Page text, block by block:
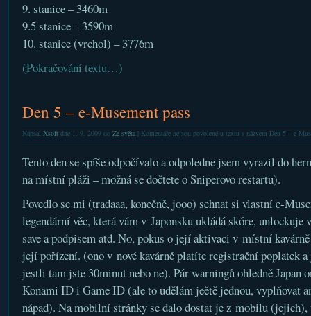
9. stanice – 3460m
9.5 stanice – 3590m
10. stanice (vrchol) – 3776m
(Pokračování textu…)
Den 5 – e-Musement pass
Napsal Xsoftdne 1. 9. 2009 do Ze světa| Komentáře nejsou povolenéu textu s názvem Den 5 – e-
Tento den se spíše odpočívalo a odpoledne jsem vyrazil do
na místní pláži – možná se dočtete o Sniperovo restartu).
Povedlo se mi (tradaaa, konečně, jooo) sehnat si vlastní e-
legendární věc, která vám v Japonsku ukládá skóre, unlockuje
save a podpisem atd. No, pokus o její aktivaci v místní
její pořízení. (ono v nové kavárně platíte registrační poplatek a
jestli tam jste 30minut nebo ne). Pár warningů ohledně Japan
Konami ID i Game ID (ale to udělám jeětě jednou, vyplňovat
nápad). Na mobilní stránky se dalo dostat je z mobilu (jejich),